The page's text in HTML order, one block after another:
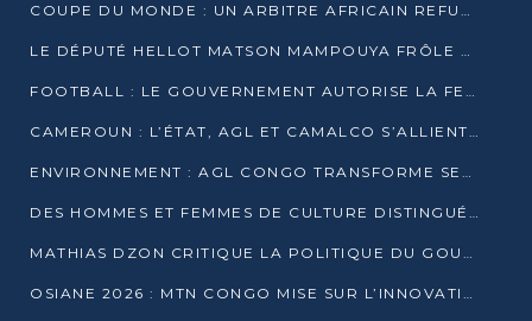
COUPE DU MONDE : UN ARBITRE AFRICAIN REFUSÉ À L’ENTRÉE DES ÉTATS-UNIS
LE DÉPUTÉ HELLOT MATSON MAMPOUYA FRÔLE LA MORT LORS D’UNE EMBUSCADE DZNS LE POOL
FOOTBALL : LE GOUVERNEMENT AUTORISE LA FECOFOOT À OCCUPER LES COMPLEXES SPORTIFS
CAMEROUN : L’ÉTAT, AGL ET CAMALCO S’ALLIENT POUR UN MÉGA-PROJET FERROVIAIRE
ENVIRONNEMENT : AGL CONGO TRANSFORME SES DÉCHETS EN OUTILS DE FORMATION
DES HOMMES ET FEMMES DE CULTURE DISTINGUÉS POUR LEUR ENGAGEMENT PAR BANTOU CULTURE
MATHIAS DZON CRITIQUE LA POLITIQUE DU GOUVERNEMENT ET ALERTE SUR LA DETTE DU CONGO
OSIANE 2026 : MTN CONGO MISE SUR L’INNOVATION POUR RELEVER LES DÉFIS AFRICAINS